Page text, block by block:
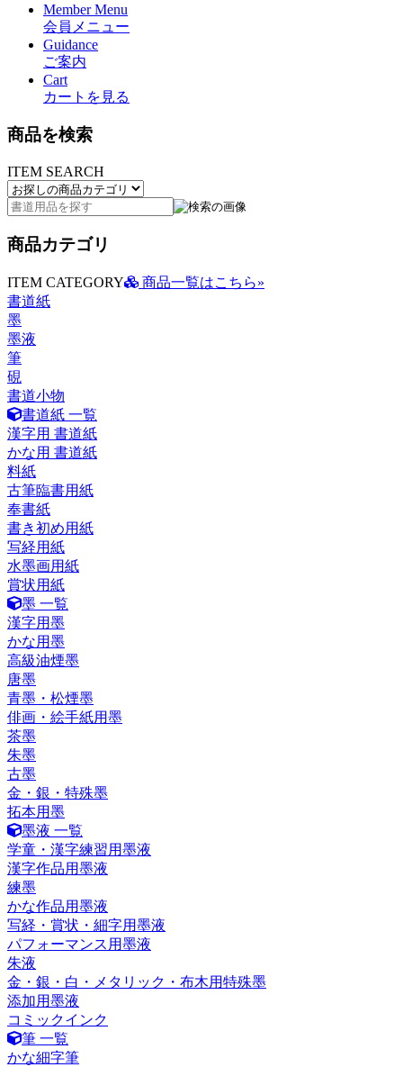
Member Menu
会員メニュー
Guidance
ご案内
Cart
カートを見る
商品を検索
ITEM SEARCH
商品カテゴリ
ITEM CATEGORY
商品一覧はこちら»
書道紙
墨
墨液
筆
硯
書道小物
書道紙 一覧
漢字用 書道紙
かな用 書道紙
料紙
古筆臨書用紙
奉書紙
書き初め用紙
写経用紙
水墨画用紙
賞状用紙
墨 一覧
漢字用墨
かな用墨
高級油煙墨
唐墨
青墨・松煙墨
俳画・絵手紙用墨
茶墨
朱墨
古墨
金・銀・特殊墨
拓本用墨
墨液 一覧
学童・漢字練習用墨液
漢字作品用墨液
練墨
かな作品用墨液
写経・賞状・細字用墨液
パフォーマンス用墨液
朱液
金・銀・白・メタリック・布木用特殊墨
添加用墨液
コミックインク
筆 一覧
かな細字筆